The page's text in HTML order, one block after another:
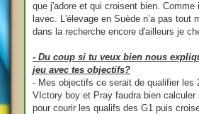
que j'adore et qui croisent bien. Comme
lavec. L'élevage en Suède n’a pas tout
dans la recherche encore d'ailleurs je
- Du coup si tu veux bien nous
jeu avec tes objectifs?
- Mes objectifs ce serait de qualifier les
VIctory boy et Pray faudra bien calculer
pour courir les qualifs des G1 puis